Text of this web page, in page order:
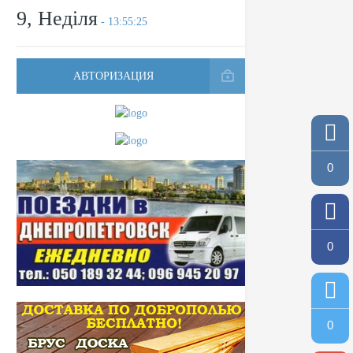
9, Неділя - 13:55:25
АВТОРИЗАЦИЯ
0
0
0